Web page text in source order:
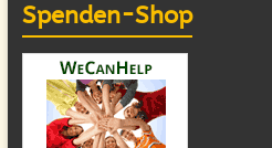
Spenden-Shop